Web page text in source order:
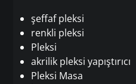
şeffaf pleksi
renkli pleksi
Pleksi
akrilik pleksi yapıştırıcı
Pleksi Masa